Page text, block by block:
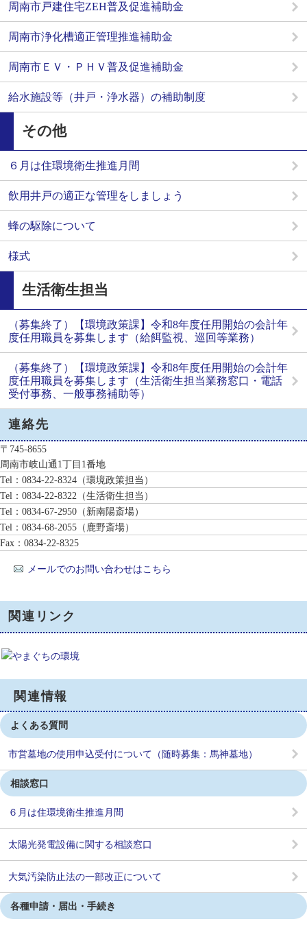
周南市戸建住宅ZEH普及促進補助金
周南市浄化槽適正管理推進補助金
周南市ＥＶ・ＰＨＶ普及促進補助金
給水施設等（井戸・浄水器）の補助制度
その他
６月は住環境衛生推進月間
飲用井戸の適正な管理をしましょう
蜂の駆除について
様式
生活衛生担当
（募集終了）【環境政策課】令和8年度任用開始の会計年
度任用職員を募集します（給餌監視、巡回等業務）
（募集終了）【環境政策課】令和8年度任用開始の会計年
度任用職員を募集します（生活衛生担当業務窓口・電話
受付事務、一般事務補助等）
連絡先
〒745-8655
周南市岐山通1丁目1番地
Tel：0834-22-8324 （環境政策担当）
Tel：0834-22-8322 （生活衛生担当）
Tel：0834-67-2950 （新南陽斎場）
Tel：0834-68-2055 （鹿野斎場）
Fax：0834-22-8325
メールでのお問い合わせはこちら
関連リンク
関連情報
よくある質問
市営墓地の使用申込受付について（随時募集：馬神墓地）
相談窓口
６月は住環境衛生推進月間
太陽光発電設備に関する相談窓口
大気汚染防止法の一部改正について
各種申請・届出・手続き